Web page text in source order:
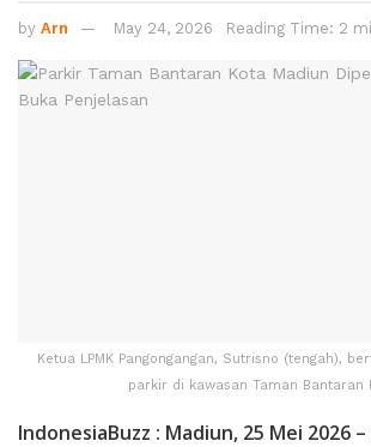
by Arn May 24, 2026 Reading Time: 2
Ketua LPMK Pangongangan, Sutrisno (tengah),
parkir di kawasan Taman Bantaran
IndonesiaBuzz : Madiun, 25 Mei 2026 –